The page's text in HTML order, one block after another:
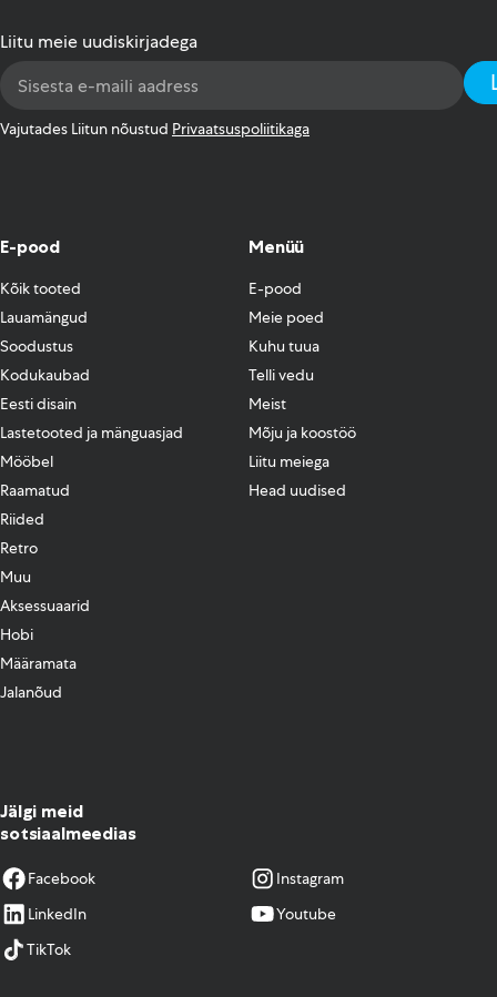
Liitu meie uudiskirjadega
Address
Vajutades Liitun nõustud Privaatsuspoliitikaga
E-pood
Kõik tooted
Lauamängud
Soodustus
Kodukaubad
Eesti disain
Lastetooted ja mänguasjad
Mööbel
Raamatud
Riided
Retro
Muu
Aksessuaarid
Hobi
Määramata
Jalanõud
Menüü
E-pood
Meie poed
Kuhu tuua
Telli vedu
Meist
Mõju ja koostöö
Liitu meiega
Head uudised
Jälgi meid
sotsiaalmeedias
Facebook
Instagram
LinkedIn
Youtube
TikTok